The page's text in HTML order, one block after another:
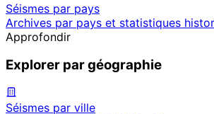
Séismes par pays
Archives par pays et statistiques
Approfondir
Explorer par géographie
Séismes par ville